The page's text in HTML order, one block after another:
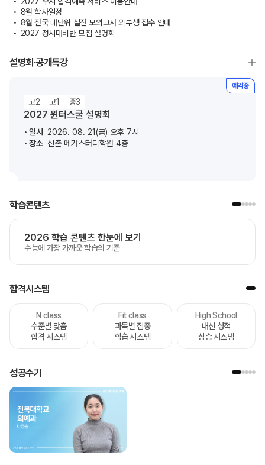
8월 학사일정
8월 전국 대단위 실전 모의고사 외부생 접수 안내
2027 정시대비반 모집 설명회
설명회·공개특강
고2 고1 중3
2027 윈터스쿨 설명회
일시 2026. 08. 21(금) 오후 7시
장소 신촌 메가스터디학원 4층
예약중
학습콘텐츠
2026 학습 콘텐츠 한눈에 보기
수능에 가장 가까운 학습의 기준
합격시스템
N class
수준별 맞춤
합격 시스템
Fit class
과목별 집중
학습 시스템
High School
내신 성적
상승 시스템
성공수기